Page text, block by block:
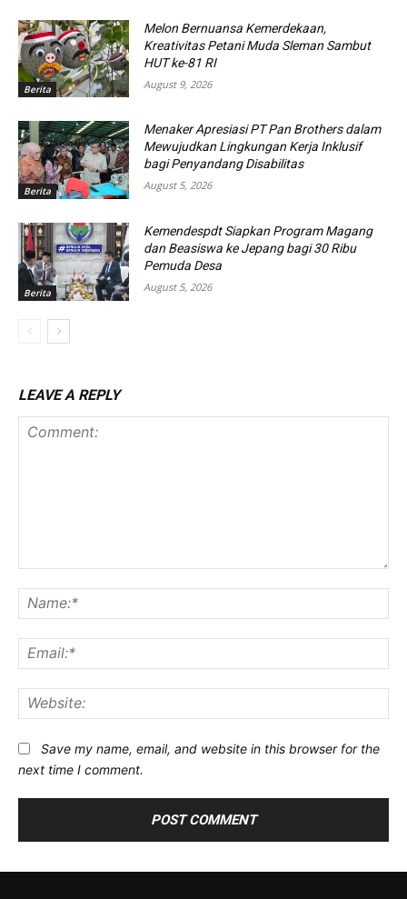
Berita
Melon Bernuansa Kemerdekaan,
Kreativitas Petani Muda Sleman Sambut
HUT ke-81 RI
August 9, 2026
Berita
Menaker Apresiasi PT Pan Brothers dalam
Mewujudkan Lingkungan Kerja Inklusif
bagi Penyandang Disabilitas
August 5, 2026
Berita
Kemendespdt Siapkan Program Magang
dan Beasiswa ke Jepang bagi 30 Ribu
Pemuda Desa
August 5, 2026
LEAVE A REPLY
Save my name, email, and website in this browser for the
next time I comment.